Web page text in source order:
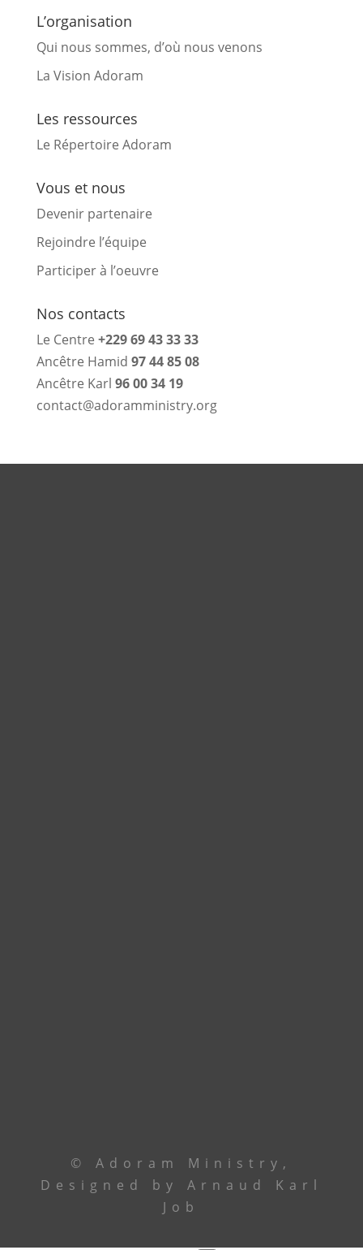
L’organisation
Qui nous sommes, d’où nous venons
La Vision Adoram
Les ressources
Le Répertoire Adoram
Vous et nous
Devenir partenaire
Rejoindre l’équipe
Participer à l’oeuvre
Nos contacts
Le Centre +229 69 43 33 33
Ancêtre Hamid 97 44 85 08
Ancêtre Karl 96 00 34 19
contact@adoramministry.org
© Adoram Ministry,
Designed by Arnaud Karl
Job